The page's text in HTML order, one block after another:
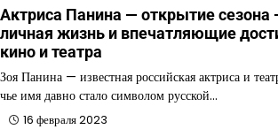
Актриса Панина — открытие сезона
личная жизнь и впечатляющие
кино и театра
Зоя Панина — известная российская актриса и
чье имя давно стало символом русской…
16 февраля 2023